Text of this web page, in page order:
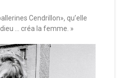
Cendrillon», qu’elle
… créa la femme. »